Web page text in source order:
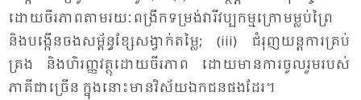
ដោយ​ចីរ​ភាព​តាម​រយៈ​ពង្រីក​ទម្រង់​វា​រី​វប្ប​កម្ម​ក្រោម​ម្លប់​ព្រៃ
និង​បង្កើន​ចង​សម្ព័ន្ធ​ខ្សែ​សង្វាក់​តម្លៃ; (iii) ជំ​រុញ​យន្ត​ការ​គ្រប់​
គ្រង និង​ហិរញ្ញ​វត្ថុ​ដោយ​ចីរ​ភាព ដោយ​មាន​ការ​ចូល​រួម​របស់​
ភាគី​ជា​ច្រើន ក្នុង​នោះ​មាន​វិ​ស័យ​ឯក​ជន​ផង​ដែរ។